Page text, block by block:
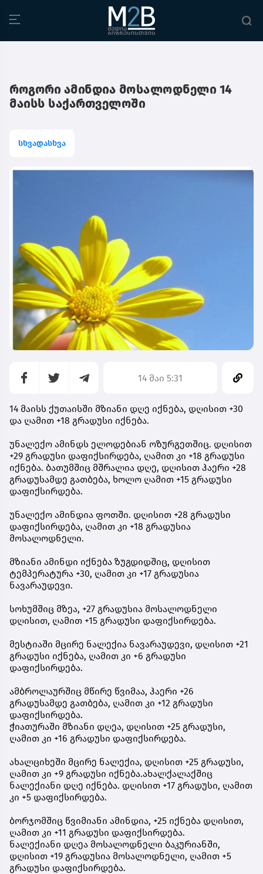
როგორი ამინდია მოსალოდნელი 14
მაისს საქართველოში
სხვადასხვა
14 მაი 5:31
14 მაისს ქუთაისში მზიანი დღე იქნება, დღისით +30
და ღამით +18 გრადუსი იქნება.
უნალექო ამინდს ელოდებიან ოზურგეთშიც. დღისით
+29 გრადუსი დაფიქსირდება, ღამით კი +18 გრადუსი
იქნება. ბათუმშიც მშრალია დღე, დღისით ჰაერი +28
გრადუსამდე გათბება, ხოლო ღამით +15 გრადუსი
დაფიქსირდება.
უნალექო ამინდია ფოთში. დღისით +28 გრადუსი
დაფიქსირდება, ღამით კი +18 გრადუსია
მოსალოდნელი.
მზიანი ამინდი იქნება ზუგდიდშიც, დღისით
ტემპერატურა +30, ღამით კი +17 გრადუსია
ნავარაუდევი.
სოხუმშიც მზეა, +27 გრადუსია მოსალოდნელი
დღისით, ღამით +15 გრადუსი დაფიქსირდება.
მესტიაში მცირე ნალექია ნავარაუდევი, დღისით +21
გრადუსი იქნება, ღამით კი +6 გრადუსი
დაფიქსირდება.
ამბროლაურშიც მწირე წვიმაა, ჰაერი +26
გრადუსამდე გათბება, ღამით კი +12 გრადუსი
დაფიქსირდება.
ჭიათურაში მზიანი დღეა, დღისით +25 გრადუსი,
ღამით კი +16 გრადუსი დაფიქსირდება.
ახალციხეში მცირე ნალექია, დღისით +25 გრადუსი,
ღამით კი +9 გრადუსი იქნება.ახალქალაქშიც
ნალექიანი დღე იქნება. დღისით +17 გრადუსი, ღამით
კი +5 დაფიქსირდება.
ბორჯომშიც წვიმიანი ამინდია, +25 იქნება დღისით,
ღამით კი +11 გრადუსი დაფიქსირდება.
ნალექიანი დღეა მოსალოდნელი ბაკურიანში,
დღისით +19 გრადუსია მოსალოდნელი, ღამით +5
გრადუსი დაფიქსირდება.